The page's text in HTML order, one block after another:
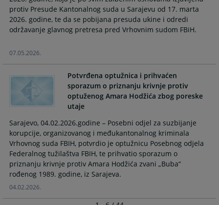
protiv Presude Kantonalnog suda u Sarajevu od 17. marta
2026. godine, te da se pobijana presuda ukine i odredi
održavanje glavnog pretresa pred Vrhovnim sudom FBiH.
07.05.2026.
Potvrđena optužnica i prihvaćen
sporazum o priznanju krivnje protiv
optuženog Amara Hodžića zbog poreske
utaje
Sarajevo, 04.02.2026.godine – Posebni odjel za suzbijanje
korupcije, organizovanog i međukantonalnog kriminala
Vrhovnog suda FBIH, potvrdio je optužnicu Posebnog odjela
Federalnog tužilaštva FBIH, te prihvatio sporazum o
priznanju krivnje protiv Amara Hodžića zvani „Buba“
rođenog 1989. godine, iz Sarajeva.
04.02.2026.